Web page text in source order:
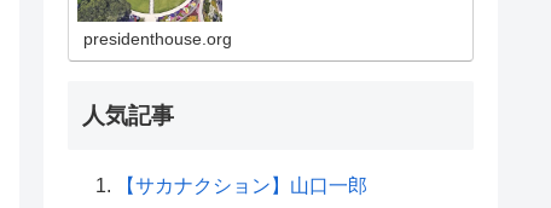
presidenthouse.org
人気記事
【サカナクション】山口一郎